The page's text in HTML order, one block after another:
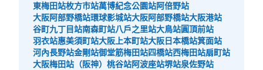
東梅田站枚方市站萬博紀念公園站阿倍野站
大阪阿部野橋站環球影城站大阪阿部野橋站大阪港站
谷町九丁目站南森町站八戶之里站大鳥站圓頂前站
羽衣站惠美須町站大阪上本町站大阪日本橋站箕面站
河內長野站金剛站御堂筋梅田站四橋站西梅田站扇町站
大阪梅田站（阪神） 桃谷站阿波座站堺站泉佐野站